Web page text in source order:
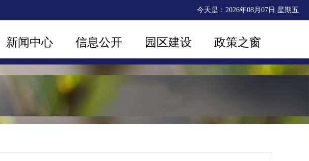
今天是： 2026年08月07日 星期五
新闻中心 信息公开 园区建设 政策之窗